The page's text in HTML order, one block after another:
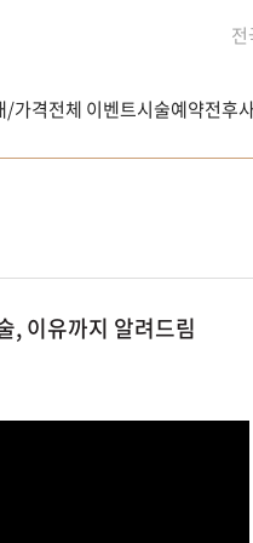
/가격전체 이벤트시술예약전후
, 이유까지 알려드림